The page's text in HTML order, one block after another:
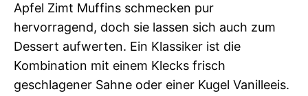
Apfel Zimt Muffins schmecken pur
hervorragend, doch sie lassen sich auch zum
Dessert aufwerten. Ein Klassiker ist die
Kombination mit einem Klecks frisch
geschlagener Sahne oder einer Kugel Vanilleeis.